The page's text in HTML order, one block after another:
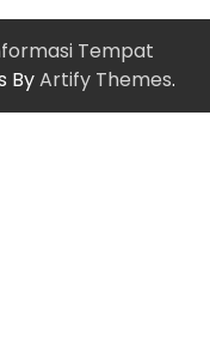
Tempat
ByArtify Themes.